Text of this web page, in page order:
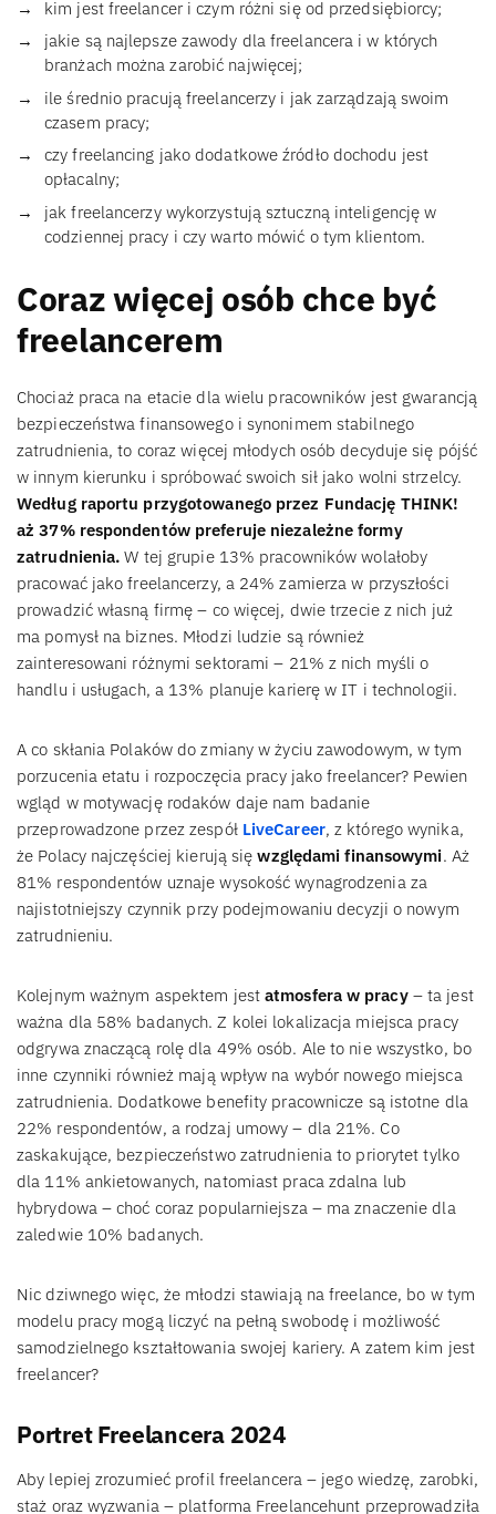
kim jest freelancer i czym różni się od przedsiębiorcy;
jakie są najlepsze zawody dla freelancera i w których
branżach można zarobić najwięcej;
ile średnio pracują freelancerzy i jak zarządzają swoim
czasem pracy;
czy freelancing jako dodatkowe źródło dochodu jest
opłacalny;
jak freelancerzy wykorzystują sztuczną inteligencję w
codziennej pracy i czy warto mówić o tym klientom.
Coraz więcej osób chce być
freelancerem
Chociaż praca na etacie dla wielu pracowników jest gwarancją
bezpieczeństwa finansowego i synonimem stabilnego
zatrudnienia, to coraz więcej młodych osób decyduje się pójść
w innym kierunku i spróbować swoich sił jako wolni strzelcy.
Według raportu przygotowanego przez Fundację THINK!
aż 37% respondentów preferuje niezależne formy
zatrudnienia. W tej grupie 13% pracowników wolałoby
pracować jako freelancerzy, a 24% zamierza w przyszłości
prowadzić własną firmę – co więcej, dwie trzecie z nich już
ma pomysł na biznes. Młodzi ludzie są również
zainteresowani różnymi sektorami – 21% z nich myśli o
handlu i usługach, a 13% planuje karierę w IT i technologii.
A co skłania Polaków do zmiany w życiu zawodowym, w tym
porzucenia etatu i rozpoczęcia pracy jako freelancer? Pewien
wgląd w motywację rodaków daje nam badanie
przeprowadzone przez zespół LiveCareer, z którego wynika,
że Polacy najczęściej kierują sięwzględami finansowymi. Aż
81% respondentów uznaje wysokość wynagrodzenia za
najistotniejszy czynnik przy podejmowaniu decyzji o nowym
zatrudnieniu.
Kolejnym ważnym aspektem jest atmosfera w pracy– ta jest
ważna dla 58% badanych. Z kolei lokalizacja miejsca pracy
odgrywa znaczącą rolę dla 49% osób. Ale to nie wszystko, bo
inne czynniki również mają wpływ na wybór nowego miejsca
zatrudnienia. Dodatkowe benefity pracownicze są istotne dla
22% respondentów, a rodzaj umowy – dla 21%. Co
zaskakujące, bezpieczeństwo zatrudnienia to priorytet tylko
dla 11% ankietowanych, natomiast praca zdalna lub
hybrydowa – choć coraz popularniejsza – ma znaczenie dla
zaledwie 10% badanych.
Nic dziwnego więc, że młodzi stawiają na freelance, bo w tym
modelu pracy mogą liczyć na pełną swobodę i możliwość
samodzielnego kształtowania swojej kariery. A zatem kim jest
freelancer?
Portret Freelancera 2024
Aby lepiej zrozumieć profil freelancera – jego wiedzę, zarobki,
staż oraz wyzwania – platforma Freelancehunt przeprowadziła